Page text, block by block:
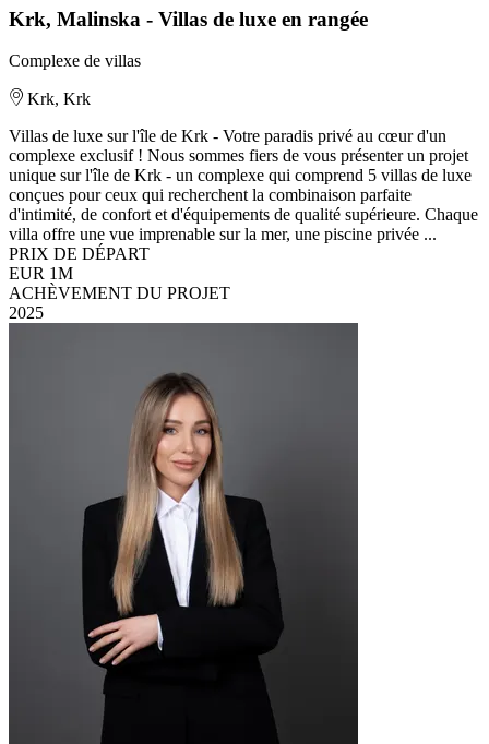
Krk, Malinska - Villas de luxe en rangée
Complexe de villas
Krk, Krk
Villas de luxe sur l'île de Krk - Votre paradis privé au cœur d'un
complexe exclusif ! Nous sommes fiers de vous présenter un projet
unique sur l'île de Krk - un complexe qui comprend 5 villas de luxe
conçues pour ceux qui recherchent la combinaison parfaite
d'intimité, de confort et d'équipements de qualité supérieure. Chaque
villa offre une vue imprenable sur la mer, une piscine privée ...
PRIX DE DÉPART
EUR 1M
ACHÈVEMENT DU PROJET
2025